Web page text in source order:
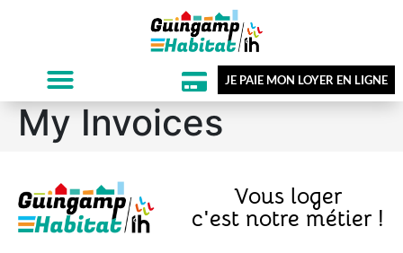
JE PAIE MON LOYER EN LIGNE
My Invoices
Vous loger
c'est notre métier !